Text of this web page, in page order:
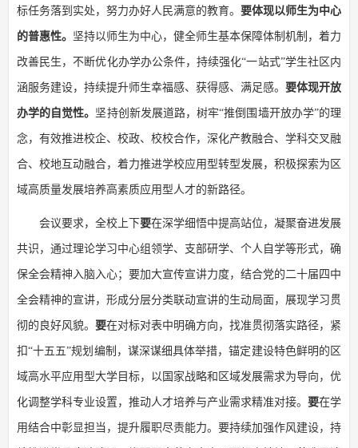
标任务落到实处，努力办好人民满意的教育。 要体现以师生为中心
的普惠性。 坚持以师生为中心，健全师生基本保障体制机制，着力
改善民生，不断优化办学办公条件，持续强化“一站式”学生社区内
涵服务建设，持续提升师生幸福感、获得感、满足感。 要体现开放
办学的自觉性。 坚持创新发展道路，树牢“推倒围墙开放办学”的理
念，有效推进校企、校政、校校合作，深化产教融合、学科交叉融
合、校地互动融合，着力推进学校应用型转型发展，积极探索为区
域高质量发展培养高素质应用型人才的新路径。
会议要求，全校上下要在深学细悟中提高站位，凝聚奋进发展
共识，通过理论学习中心组领学、支部研学、个人自学等形式，确
保全会精神入脑入心；要加大宣传宣讲力度，结合党的二十届四中
全会精神的宣讲，形成分层分类联动宣讲的生动局面，展现学习贯
彻的良好风貌。 要在对标对表中明确方向，找准贯彻落实路径，紧
扣“十五五”规划编制，谋深谋细具体举措，锚定建设特色鲜明的区
域高水平应用型大学目标，以国家战略和区域发展需求为导向，优
化调整学科专业设置，推动人才培养与产业需求精准对接。 要在学
用结合中彰显担当，提升履职尽责能力。要持续加强作风建设，持